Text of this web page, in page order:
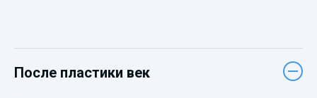
После пластики век